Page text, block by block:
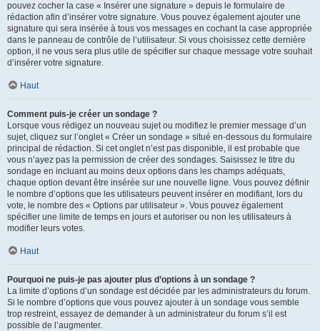
pouvez cocher la case « Insérer une signature » depuis le formulaire de
rédaction afin d’insérer votre signature. Vous pouvez également ajouter une
signature qui sera insérée à tous vos messages en cochant la case appropriée
dans le panneau de contrôle de l’utilisateur. Si vous choisissez cette dernière
option, il ne vous sera plus utile de spécifier sur chaque message votre souhait
d’insérer votre signature.
Haut
Comment puis-je créer un sondage ?
Lorsque vous rédigez un nouveau sujet ou modifiez le premier message d’un
sujet, cliquez sur l’onglet « Créer un sondage » situé en-dessous du formulaire
principal de rédaction. Si cet onglet n’est pas disponible, il est probable que
vous n’ayez pas la permission de créer des sondages. Saisissez le titre du
sondage en incluant au moins deux options dans les champs adéquats,
chaque option devant être insérée sur une nouvelle ligne. Vous pouvez définir
le nombre d’options que les utilisateurs peuvent insérer en modifiant, lors du
vote, le nombre des « Options par utilisateur ». Vous pouvez également
spécifier une limite de temps en jours et autoriser ou non les utilisateurs à
modifier leurs votes.
Haut
Pourquoi ne puis-je pas ajouter plus d’options à un sondage ?
La limite d’options d’un sondage est décidée par les administrateurs du forum.
Si le nombre d’options que vous pouvez ajouter à un sondage vous semble
trop restreint, essayez de demander à un administrateur du forum s’il est
possible de l’augmenter.